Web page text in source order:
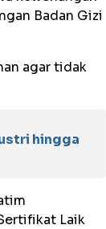
Badan Gizi
agar tidak
hingga
Laik